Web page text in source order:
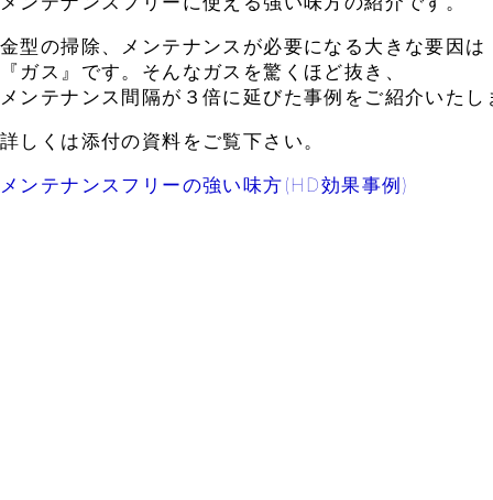
金型の掃除、メンテナンスが必要になる大きな要因は
『ガス』です。そんなガスを驚くほど抜き、
メンテナンス間隔が３倍に延びた事例をご紹介いたし
詳しくは添付の資料をご覧下さい。
メンテナンスフリーの強い味方(HD効果事例)